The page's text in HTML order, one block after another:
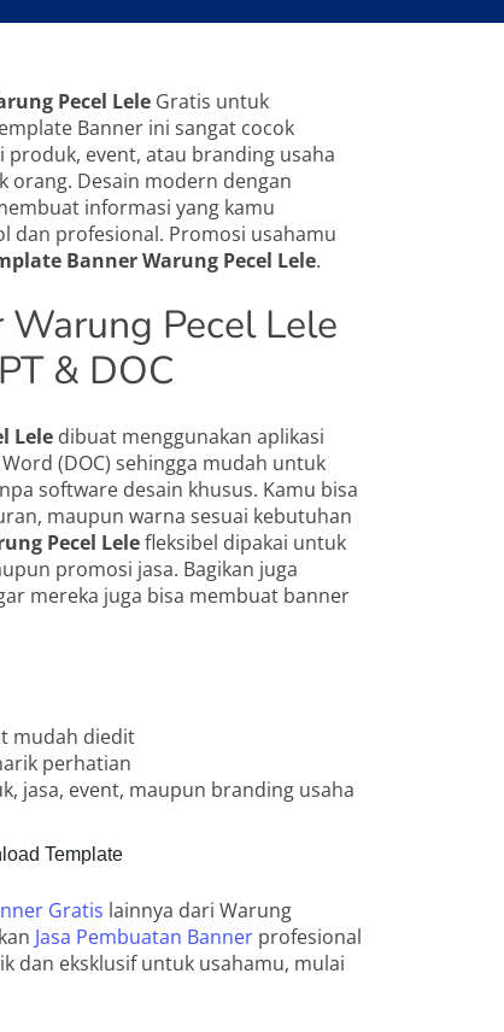
Pecel Lele Gratis untuk
Banner ini sangat cocok
event, atau branding usaha
orang. Desain modern dengan
informasi yang kamu
dan profesional. Promosi usahamu
Banner Warung Pecel Lele.
Pecel Lele
& DOC
Lele dibuat menggunakan aplikasi
(DOC) sehingga mudah untuk
software desain khusus. Kamu bisa
maupun warna sesuai kebutuhan
Pecel Lelefleksibel dipakai untuk
promosi jasa. Bagikan juga
mereka juga bisa membuat banner
mudah diedit
perhatian
jasa, event, maupun branding usaha
Template
Gratis lainnya dari Warung
Jasa Pembuatan Banner profesional
dan eksklusif untuk usahamu, mulai